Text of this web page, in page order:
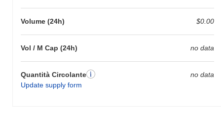
Volume (24h) $0.00
Vol / M Cap (24h) no data
Quantità Circolante
Update supply form
no data